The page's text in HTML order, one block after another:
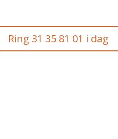
Ring 31 35 81 01 i dag